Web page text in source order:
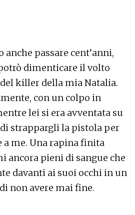
anche passare cent’anni,
dimenticare il volto
killer della mia Natalia.
con un colpo in
lei si era avventata su
strappargli la pistola per
a me. Una rapina finita
ancora pieni di sangue che
davanti ai suoi occhi in un
non avere mai fine.